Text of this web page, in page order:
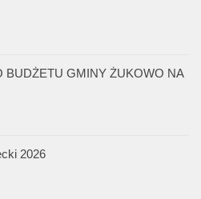
BUDŻETU GMINY ŻUKOWO NA
2026